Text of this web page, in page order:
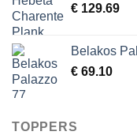
€ 129.69
Belakos
€ 69.10
TOPPERS